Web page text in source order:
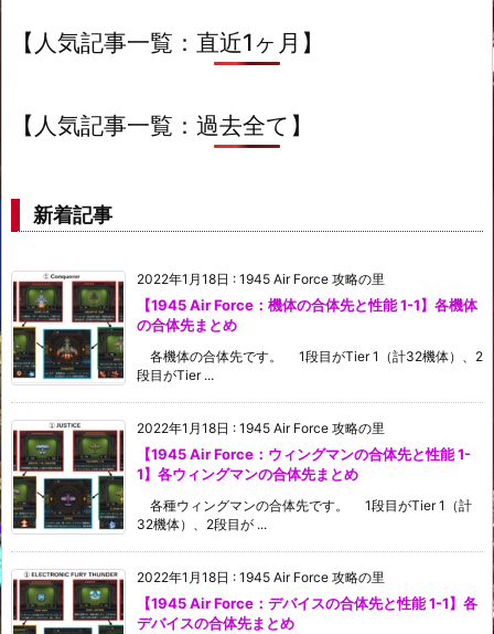
【人気記事一覧：直近1ヶ月】
【人気記事一覧：過去全て】
新着記事
2022年1月18日 : 1945 Air Force 攻略の里
【1945 Air Force：機体の合体先と性能 1-1】各機体
の合体先まとめ
各機体の合体先です。 1段目がTier 1（計32機体）、2
段目がTier ...
2022年1月18日 : 1945 Air Force 攻略の里
【1945 Air Force：ウィングマンの合体先と性能 1-
1】各ウィングマンの合体先まとめ
各種ウィングマンの合体先です。 1段目がTier 1（計
32機体）、2段目が ...
2022年1月18日 : 1945 Air Force 攻略の里
【1945 Air Force：デバイスの合体先と性能 1-1】各
デバイスの合体先まとめ